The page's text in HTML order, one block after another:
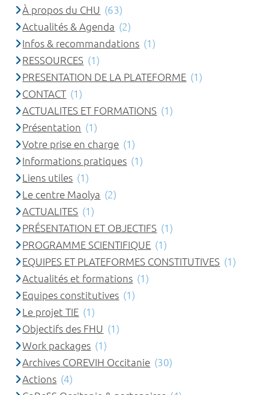
À propos du CHU (63)
Actualités & Agenda (2)
Infos & recommandations (1)
RESSOURCES (1)
PRESENTATION DE LA PLATEFORME (1)
CONTACT (1)
ACTUALITES ET FORMATIONS (1)
Présentation (1)
Votre prise en charge (1)
Informations pratiques (1)
Liens utiles (1)
Le centre Maolya (2)
ACTUALITES (1)
PRÉSENTATION ET OBJECTIFS (1)
PROGRAMME SCIENTIFIQUE (1)
EQUIPES ET PLATEFORMES CONSTITUTIVES (1)
Actualités et formations (1)
Equipes constitutives (1)
Le projet TIE (1)
Objectifs des FHU (1)
Work packages (1)
Archives COREVIH Occitanie (30)
Actions (4)